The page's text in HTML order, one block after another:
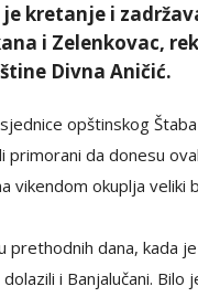
kretanje i
i Zelenkovac,
Divna Aničić.
opštinskog
primorani da donesu
vikendom okuplja veliki
prethodnih dana, kada
i Banjalučani. Bilo